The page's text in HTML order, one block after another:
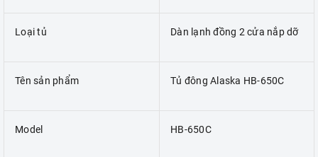
Loại tủ Dàn lạnh đồng 2 cửa nắp dỡ
Tên sản phẩm Tủ đông Alaska HB-650C
Model HB-650C